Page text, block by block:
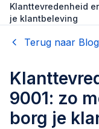
Klanttevredenheid
je klantbeleving
Terug naar Blog
9001: zo
borg je